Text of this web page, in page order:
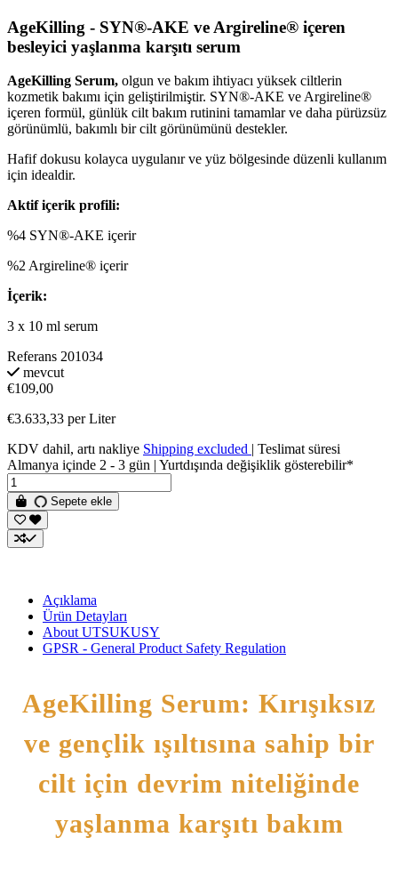
AgeKilling - SYN®-AKE ve Argireline® içeren
besleyici yaşlanma karşıtı serum
AgeKilling Serum, olgun ve bakım ihtiyacı yüksek ciltlerin
kozmetik bakımı için geliştirilmiştir. SYN®-AKE ve Argireline®
içeren formül, günlük cilt bakım rutinini tamamlar ve daha pürüzsüz
görünümlü, bakımlı bir cilt görünümünü destekler.
Hafif dokusu kolayca uygulanır ve yüz bölgesinde düzenli kullanım
için idealdir.
Aktif içerik profili:
%4 SYN®-AKE içerir
%2 Argireline® içerir
İçerik:
3 x 10 ml serum
Referans 201034
mevcut
€109,00
€3.633,33 per Liter
KDV dahil, artı nakliye Shipping excluded | Teslimat süresi
Almanya içinde 2 - 3 gün | Yurtdışında değişiklik gösterebilir*
Sepete ekle
Açıklama
Ürün Detayları
About UTSUKUSY
GPSR - General Product Safety Regulation
AgeKilling Serum: Kırışıksız
ve gençlik ışıltısına sahip bir
cilt için devrim niteliğinde
yaşlanma karşıtı bakım